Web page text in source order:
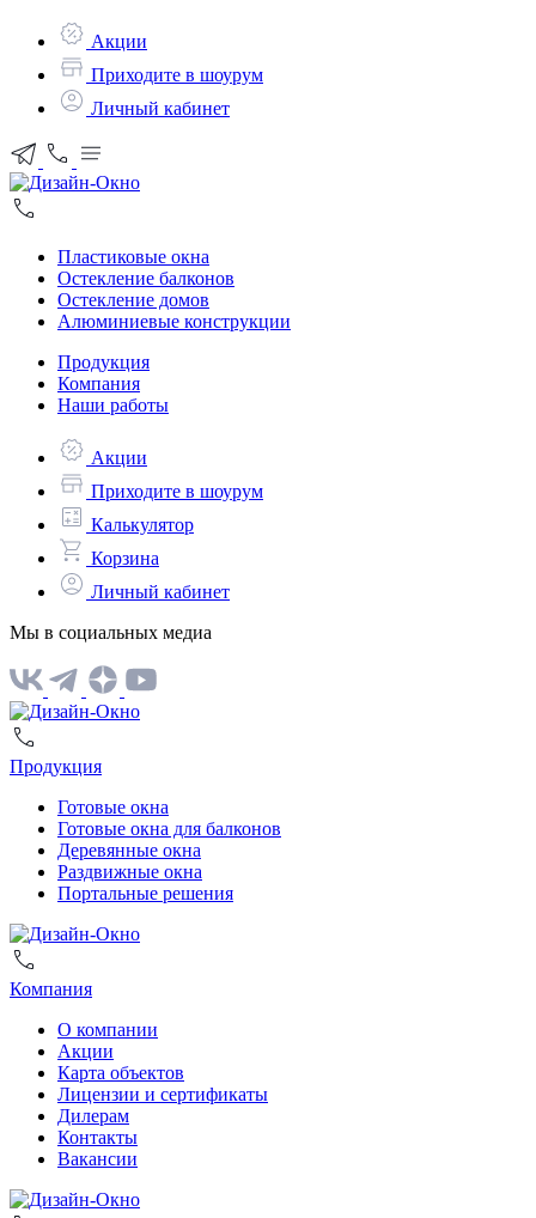
Акции
Приходите в шоурум
Личный кабинет
Пластиковые окна
Остекление балконов
Остекление домов
Алюминиевые конструкции
Продукция
Компания
Наши работы
Акции
Приходите в шоурум
Калькулятор
Корзина
Личный кабинет
Мы в социальных медиа
Продукция
Готовые окна
Готовые окна для балконов
Деревянные окна
Раздвижные окна
Портальные решения
Компания
О компании
Акции
Карта объектов
Лицензии и сертификаты
Дилерам
Контакты
Вакансии